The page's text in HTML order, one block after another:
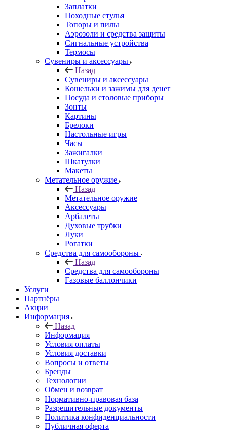
Заплатки
Походные стулья
Топоры и пилы
Аэрозоли и средства защиты
Сигнальные устройства
Термосы
Сувениры и аксессуары
Назад
Сувениры и аксессуары
Кошельки и зажимы для денег
Посуда и столовые приборы
Зонты
Картины
Брелоки
Настольные игры
Часы
Зажигалки
Шкатулки
Макеты
Метательное оружие
Назад
Метательное оружие
Аксессуары
Арбалеты
Духовые трубки
Луки
Рогатки
Средства для самообороны
Назад
Средства для самообороны
Газовые баллончики
Услуги
Партнёры
Акции
Информация
Назад
Информация
Условия оплаты
Условия доставки
Вопросы и ответы
Бренды
Технологии
Обмен и возврат
Нормативно-правовая база
Разрешительные документы
Политика конфиденциальности
Публичная оферта